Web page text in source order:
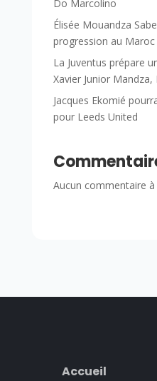
Do Marcolino
Élisée Mouandza
progression au Maroc
La Juventus prépare
Xavier Junior
Jacques Ekomié
pour Leeds United
Aucun commentaire
Accueil